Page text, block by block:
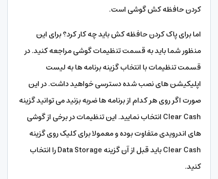
کردن حافظه کش گوشی است.
اما برای پاک کردن حافظه کش باید چه کار کرد؟ برای این
منظور شما باید به قسمت تنظیمات گوشی مراجعه کنید. در
قسمت تنظیمات با انتخاب گزینه برنامه ها به لیست
اپلیکیشن های نصب شده دسترسی خواهید داشت. در این
صورت اگر روی هر کدام از برنامه ها ضربه بزنید می توانید گزینه
Clear Cash انتخاب نمایید. این تنظیمات در برخی از گوشی
های اندرویدی متفاوت بوده و معمولا برای کلیک روی گزینه
Clear Cash باید قبل از آن گزینه Data Storage را انتخاب
کنید.